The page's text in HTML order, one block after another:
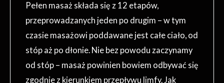
Pełen masaż składa się z 12 etapów,
przeprowadzanych jeden po drugim – w tym
czasie masażowi poddawane jest całe ciało, od
stóp aż po dłonie. Nie bez powodu zaczynamy
od stóp – masaż powinien bowiem odbywać się
zgodnie z kierunkiem przepływu limfy. Jak